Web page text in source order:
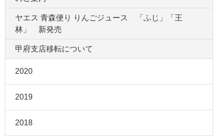
ヤエス 青森便り りんごジュース 「ふじ」「王
林」 新発売
甲府支店移転について
2020
2019
2018